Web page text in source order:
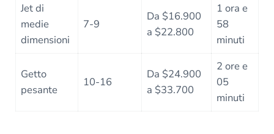
Jet di
medie
dimensioni
7-9
Da $16.900
a $22.800
1 ora e
58
minuti
Getto
pesante
10-16
Da $24.900
a $33.700
2 ore e
05
minuti